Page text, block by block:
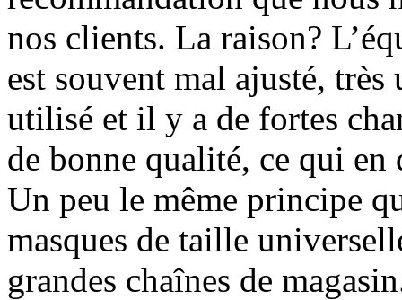
nos clients. La raison?
est souvent mal ajusté,
utilisé et il y a de fortes
de bonne qualité, ce qui
Un peu le même principe
masques de taille
grandes chaînes de